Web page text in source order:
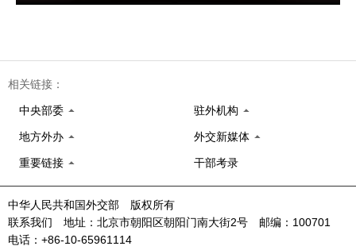
相关链接：
中央部委 驻外机构
地方外办 外交新媒体
重要链接 干部考录
中华人民共和国外交部 版权所有
联系我们 地址：北京市朝阳区朝阳门南大街2号 邮编：100701
电话：+86-10-65961114